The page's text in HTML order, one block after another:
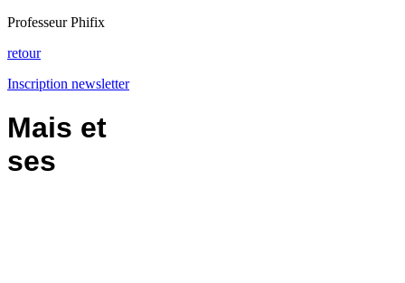
Professeur Phifix
retour
Inscription newsletter
Mais et
ses